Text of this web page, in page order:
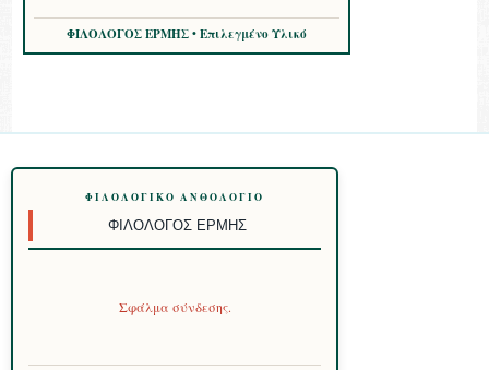
ΦΙΛΟΛΟΓΟΣ ΕΡΜΗΣ • Επιλεγμένο Υλικό
ΦΙΛΟΛΟΓΙΚΌ ΑΝΘΟΛΌΓΙΟ
ΦΙΛΌΛΟΓΟΣ ΕΡΜΉΣ
Σφάλμα σύνδεσης.